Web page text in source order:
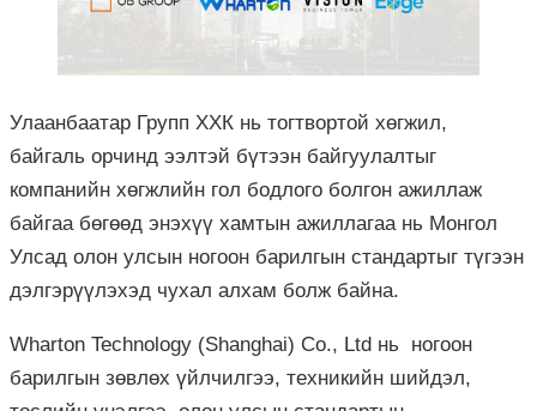
Улаанбаатар Групп ХХК нь тогтвортой хөгжил,
байгаль орчинд ээлтэй бүтээн байгуулалтыг
компанийн хөгжлийн гол бодлого болгон ажиллаж
байгаа бөгөөд энэхүү хамтын ажиллагаа нь Монгол
Улсад олон улсын ногоон барилгын стандартыг түгээн
дэлгэрүүлэхэд чухал алхам болж байна.
Wharton Technology (Shanghai) Co., Ltd нь ногоон
барилгын зөвлөх үйлчилгээ, техникийн шийдэл,